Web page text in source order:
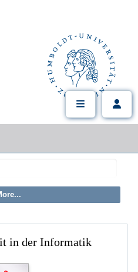
in der Informatik